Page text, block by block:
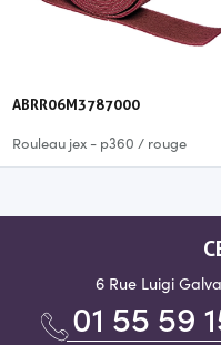
ABRR06M3787000
Rouleau jex - p360 / rouge
6 Rue Luigi
01 55 59